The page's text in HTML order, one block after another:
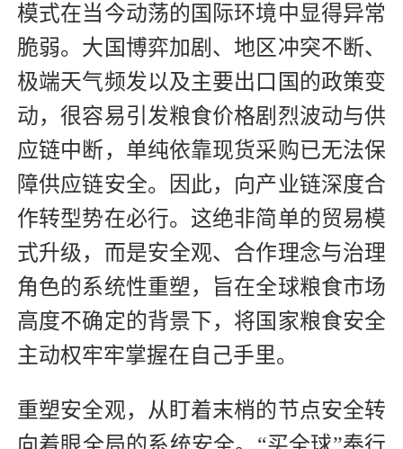
模式在当今动荡的国际环境中显得异常
脆弱。大国博弈加剧、地区冲突不断、
极端天气频发以及主要出口国的政策变
动，很容易引发粮食价格剧烈波动与供
应链中断，单纯依靠现货采购已无法保
障供应链安全。因此，向产业链深度合
作转型势在必行。这绝非简单的贸易模
式升级，而是安全观、合作理念与治理
角色的系统性重塑，旨在全球粮食市场
高度不确定的背景下，将国家粮食安全
主动权牢牢掌握在自己手里。
重塑安全观，从盯着末梢的节点安全转